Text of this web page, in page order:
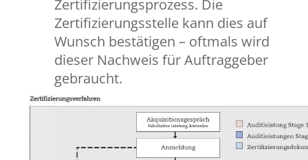
Zertifizierungsprozess. Die
Zertifizierungsstelle kann dies auf
Wunsch bestätigen – oftmals wird
dieser Nachweis für Auftraggeber
gebraucht.